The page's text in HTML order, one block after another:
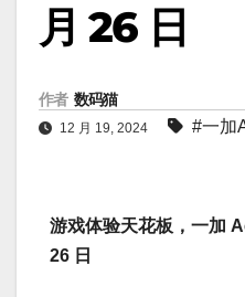
月 26 日
作者 数码猫
12 月 19, 2024 #一加
游戏体验天花板，一加
26 日